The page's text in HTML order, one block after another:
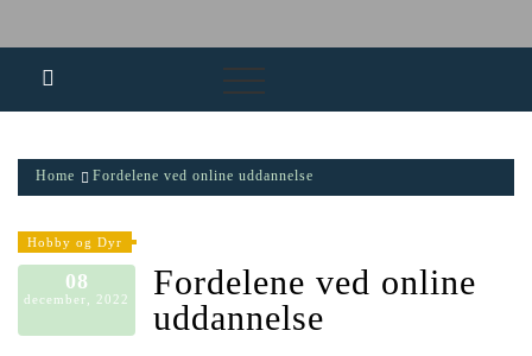
Home Fordelene ved online uddannelse
Hobby og Dyr
08
december, 2022
Fordelene ved online
uddannelse